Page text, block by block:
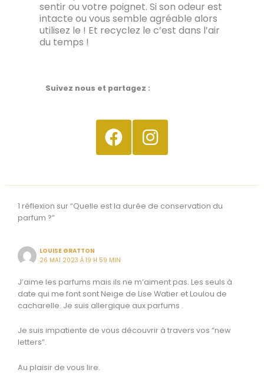
sentir ou votre poignet. Si son odeur est
intacte ou vous semble agréable alors
utilisez le ! Et recyclez le c’est dans l’air
du temps !
Suivez nous et partagez :
1 réflexion sur “Quelle est la durée de conservation du
parfum ?”
LOUISE GRATTON
26 MAI 2023 À 19 H 59 MIN
J’aime les parfums mais ils ne m’aiment pas. Les seuls à
date qui me font sont Neige de Lise Watier et Loulou de
cacharelle. Je suis allergique aux parfums .
Je suis impatiente de vous découvrir à travers vos “new
letters”.
Au plaisir de vous lire.